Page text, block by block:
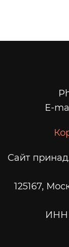
E-
Сайт
125167,
ИНН